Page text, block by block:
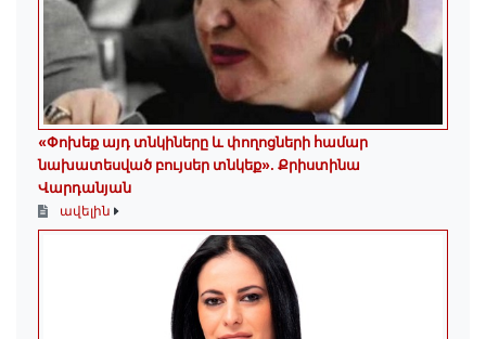
«Փոխեք այդ տնկիները և փողոցների համար
նախատեսված բույսեր տնկեք». Քրիստինա
Վարդանյան
ավելին